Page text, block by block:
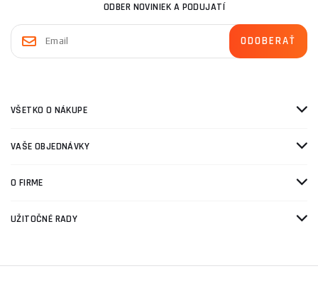
ODBER NOVINIEK A PODUJATÍ
VŠETKO O NÁKUPE
VAŠE OBJEDNÁVKY
O FIRME
UŽITOČNÉ RADY